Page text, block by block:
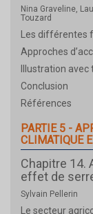
Nina Graveline,
Touzard
Les différentes
Approches
Illustration
Conclusion
Références
PARTIE 5 -
CLIMATIQUE
Chapitre 14.
effet de
Sylvain Pellerin
Le secteur